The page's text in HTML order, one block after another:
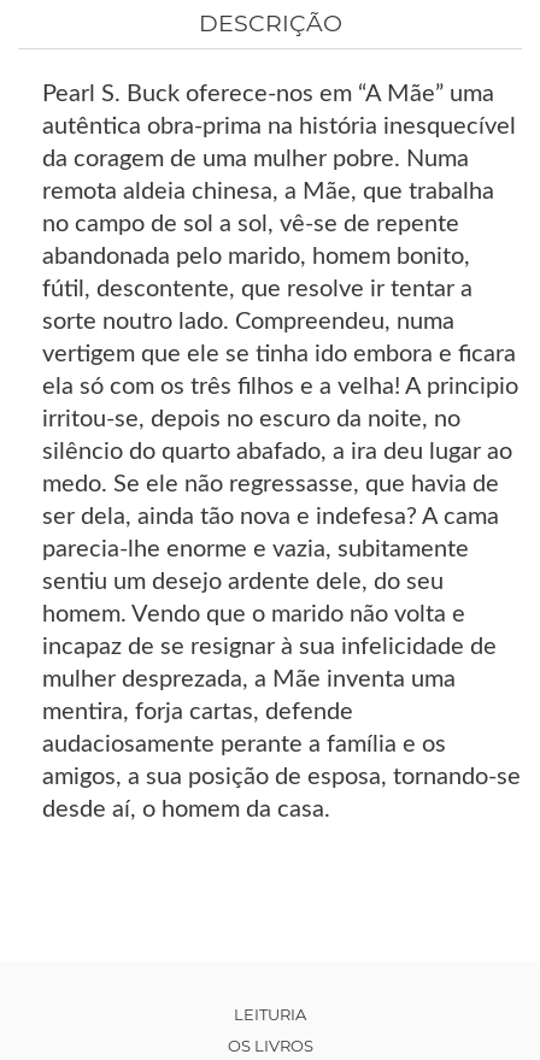
DESCRIÇÃO
Pearl S. Buck oferece-nos em “A Mãe” uma
autêntica obra-prima na história inesquecível
da coragem de uma mulher pobre. Numa
remota aldeia chinesa, a Mãe, que trabalha
no campo de sol a sol, vê-se de repente
abandonada pelo marido, homem bonito,
fútil, descontente, que resolve ir tentar a
sorte noutro lado. Compreendeu, numa
vertigem que ele se tinha ido embora e ficara
ela só com os três filhos e a velha! A principio
irritou-se, depois no escuro da noite, no
silêncio do quarto abafado, a ira deu lugar ao
medo. Se ele não regressasse, que havia de
ser dela, ainda tão nova e indefesa? A cama
parecia-lhe enorme e vazia, subitamente
sentiu um desejo ardente dele, do seu
homem. Vendo que o marido não volta e
incapaz de se resignar à sua infelicidade de
mulher desprezada, a Mãe inventa uma
mentira, forja cartas, defende
audaciosamente perante a família e os
amigos, a sua posição de esposa, tornando-se
desde aí, o homem da casa.
LEITURIA
OS LIVROS